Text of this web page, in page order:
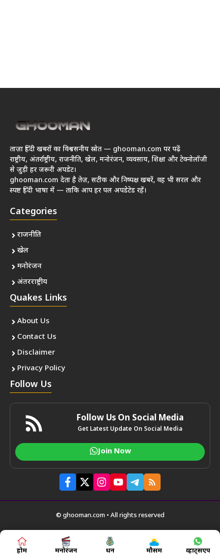
ताज़ा हिंदी खबरों का विश्वसनीय स्रोत — ghooman.com पर पढ़ें
राष्ट्रीय, अंतर्राष्ट्रीय, राजनीति, खेल, मनोरंजन, व्यवसाय, शिक्षा और टेक्नोलॉजी
से जुड़ी हर जरूरी अपडेट।
ghooman.com देता है तेज़, सटीक और निष्पक्ष खबरें, वह भी सरल और
स्पष्ट हिंदी भाषा में — ताकि आप हर पल अपडेटेड रहें।
Categories
राजनीति
खेल
मनोरंजन
अंतरराष्ट्रीय
Quakes Links
About Us
Contact Us
Disclaimer
Privacy Policy
Follow Us
Follow Us On Social Media
Get Latest Update On Social Media
Join Now
© ghooman.com • All rights reserved
होम मनोरंजन धन मौसम व्हाट्सएप